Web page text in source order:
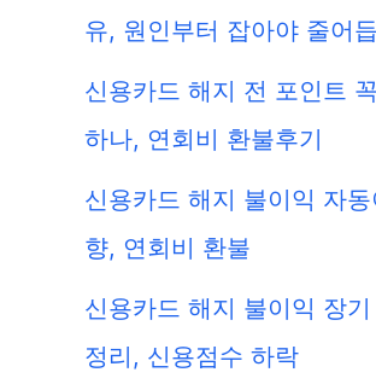
유, 원인부터 잡아야 줄어
신용카드 해지 전 포인트
하나, 연회비 환불후기
신용카드 해지 불이익 자동
향, 연회비 환불
신용카드 해지 불이익 장
정리, 신용점수 하락